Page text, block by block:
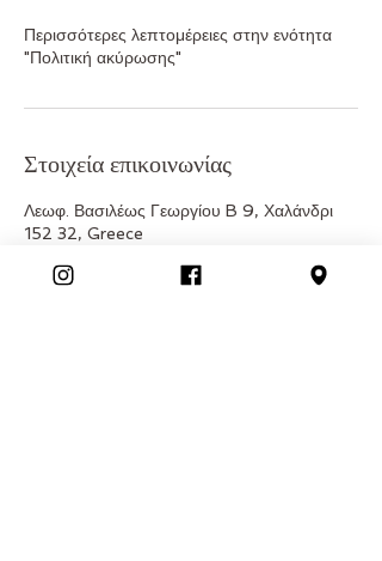
Περισσότερες λεπτομέρειες στην ενότητα
"Πολιτική ακύρωσης"
Στοιχεία επικοινωνίας
Λεωφ. Βασιλέως Γεωργίου B 9, Χαλάνδρι
152 32, Greece
joyproject.gr@gmail.com